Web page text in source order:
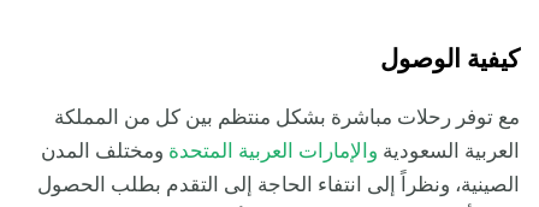
كيفية الوصول
مع توفر رحلات مباشرة بشكل منتظم بين كل من المملكة
العربية السعودية والإمارات العربية المتحدة ومختلف المدن
الصينية، ونظراً إلى انتفاء الحاجة إلى التقدم بطلب الحصول